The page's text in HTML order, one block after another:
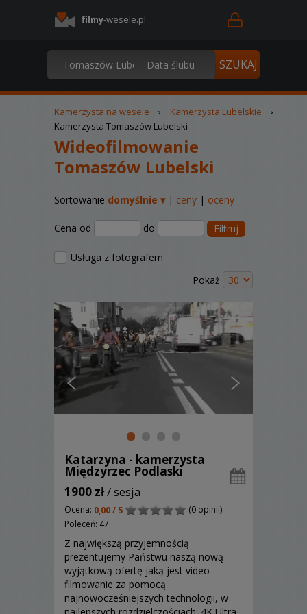
filmy-wesele.pl
Kamerzysta na wesele › Kamerzysta Lubelskie
›
Kamerzysta Tomaszów Lubelski
Wideofilmowanie
Tomaszów Lubelski
Sortowanie domyślnie ▾| ceny | oceny
Cena od do Filtruj
Usługa z fotografem
Pokaż
Katarzyna - kamerzysta
Międzyrzec Podlaski
1900 zł/ sesja
Ocena: 0,00 / 5
(0 opinii)
Poleceń: 47
Z największą przyjemnością
prezentujemy Państwu naszą nową
wyjątkową ofertę jaką jest video
filmowanie za pomocą
najnowocześniejszych technologii, w